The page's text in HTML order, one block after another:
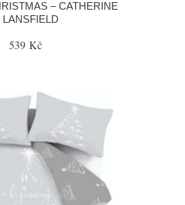
– CATHERINE
LANSFIELD
539 Kč